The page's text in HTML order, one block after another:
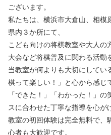
ございます。
私たちは、横浜市大倉山、相模
県内３か所にて、
こども向けの将棋教室や大人の
大会など将棋普及に関わる活動
当教室が何よりも大切にしてい
棋って楽しい！」と心から感じ
「できた！」「わかった！」
スに合わせた丁寧な指導を心が
教室の初回体験は完全無料で、
心者も大歓迎です。